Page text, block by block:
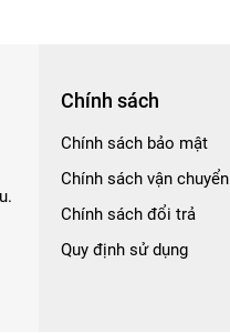
Chính sách
Chính sách bảo mật
Chính sách vận chuyển
Chính sách đổi trả
Quy định sử dụng